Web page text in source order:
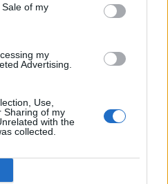
of my
my
Advertising.
Use,
Sharing of my
with the
collected.
Νεανίδων με τη Βουλγαρία
Όμιλος ΔΕΗ: Νέα συμφωνία για
των 2 GW σε Πολωνία και